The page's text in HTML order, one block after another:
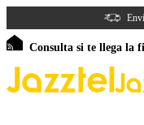
Consulta si te llega la